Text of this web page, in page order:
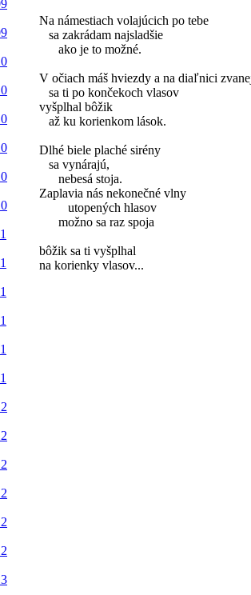
Na námestiach volajúcich po tebe
sa zakrádam najsladšie
ako je to možné.
V očiach máš hviezdy a na diaľnici
sa ti po končekoch vlasov
vyšplhal bôžik
až ku korienkom lások.
Dlhé biele plaché sirény
sa vynárajú,
nebesá stoja.
Zaplavia nás nekonečné vlny
utopených hlasov
možno sa raz spoja
bôžik sa ti vyšplhal
na korienky vlasov...